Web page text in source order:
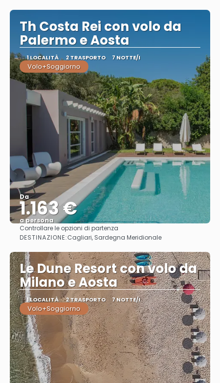
Th Costa Rei con volo da
Palermo e Aosta
1 LOCALITÀ 2 TRASPORTO 7 NOTTE/I
Volo+Soggiorno
Da
1.163 €
a persona
Vedere
Controllare le opzioni di partenza
DESTINAZIONE:Cagliari, Sardegna Meridionale
Le Dune Resort con volo da
Milano e Aosta
1 LOCALITÀ 2 TRASPORTO 7 NOTTE/I
Volo+Soggiorno